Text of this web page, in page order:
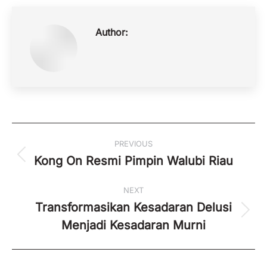
Author:
navigation
PREVIOUS
Previous
Kong On Resmi Pimpin Walubi Riau
NEXT
Next
post:
Transformasikan Kesadaran Delusi
Menjadi Kesadaran Murni